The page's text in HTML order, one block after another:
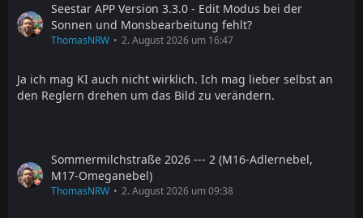
Seestar APP Version 3.3.0 - Edit Modus bei der
Sonnen und Monsbearbeitung fehlt?
ThomasNRW 2. August 2026 um 16:47
Ja ich mag KI auch nicht wirklich. Ich mag lieber selbst an
den Reglern drehen um das Bild zu verändern.
Sommermilchstraße 2026 --- 2 (M16-Adlernebel,
M17-Omeganebel)
ThomasNRW 2. August 2026 um 09:38